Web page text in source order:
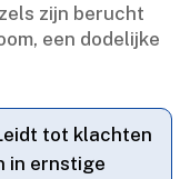
zijn berucht
een dodelijke
tot klachten
in ernstige